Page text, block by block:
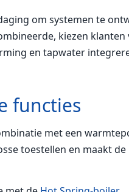
om systemen te
kiezen
en tapwater
functies
met een
toestellen en maakt